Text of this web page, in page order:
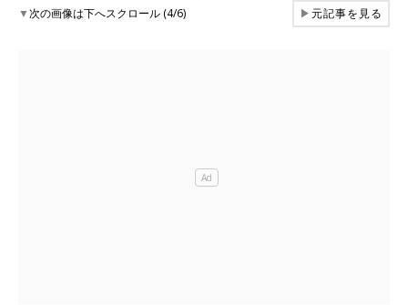
▼次の画像は下へスクロール (4/6) ▶元記事を見る